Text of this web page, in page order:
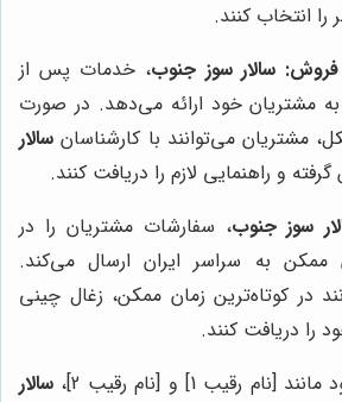
انتخاب کنند.
سالار سوز جنوب، خدمات پس از
مشتریان خود ارائه می‌دهد. در صورت
مشتریان می‌توانند با کارشناسان سالار
و راهنمایی لازم را دریافت کنند.
سوز جنوب، سفارشات مشتریان را در
ممکن به سراسر ایران ارسال می‌کند.
در کوتاه‌ترین زمان ممکن، زغال چینی
را دریافت کنند.
رقیب 1] و [نام رقیب 2]،
سالار